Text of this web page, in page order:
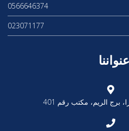
0566646374
023071177
عنواننا
برج الريم، مكتب رقم 401